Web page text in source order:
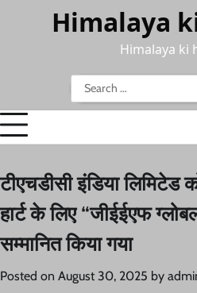
Himalaya
Himalaya ki
Search
for:
टीएचडीसी इंडिया लिमिटेड
हार्ट के लिए “जीईईएफ
सम्मानित किया गया
Posted on August 30, 2025 by